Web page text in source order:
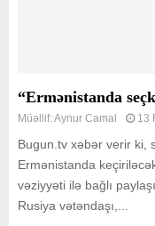
“Ermənistanda
Müəllif:Aynur Camal 13
Bugun.tv xəbər verir ki,
Ermənistanda
vəziyyəti ilə bağlı
Rusiya vətəndaşı,...